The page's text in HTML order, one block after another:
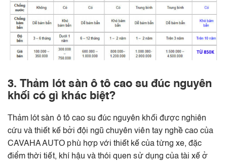
3. Thảm lót sàn ô tô cao su đúc nguyên
khối có gì khác biệt?
Thảm lót sàn ô tô cao su đúc nguyên khối được nghiên
cứu và thiết kế bởi đội ngũ chuyên viên tay nghề cao của
CAVAHA AUTO phù hợp với thiết kế của từng xe, đặc
điểm thời tiết, khí hậu và thói quen sử dụng của tài xế ở